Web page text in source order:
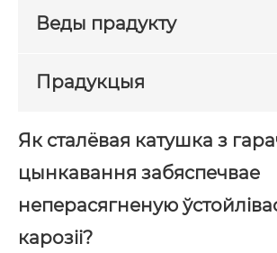
Веды прадукту
Прадукцыя
Як сталёвая катушка з
цынкавання забяспечвае
неперасягненую
карозіі?